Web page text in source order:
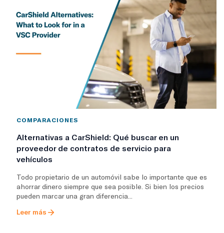
COMPARACIONES
Alternativas a CarShield: Qué buscar en un
proveedor de contratos de servicio para
vehículos
Todo propietario de un automóvil sabe lo importante que es
ahorrar dinero siempre que sea posible. Si bien los precios
pueden marcar una gran diferencia...
Leer más